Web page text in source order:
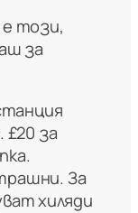
този,
за
за
За
хиляди